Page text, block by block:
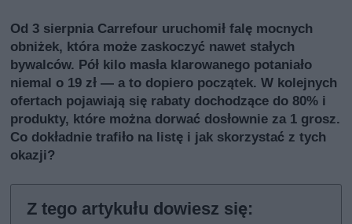
Od 3 sierpnia Carrefour uruchomił falę mocnych
obniżek, która może zaskoczyć nawet stałych
bywalców. Pół kilo masła klarowanego potaniało
niemal o 19 zł — a to dopiero początek. W kolejnych
ofertach pojawiają się rabaty dochodzące do 80% i
produkty, które można dorwać dosłownie za 1 grosz.
Co dokładnie trafiło na listę i jak skorzystać z tych
okazji?